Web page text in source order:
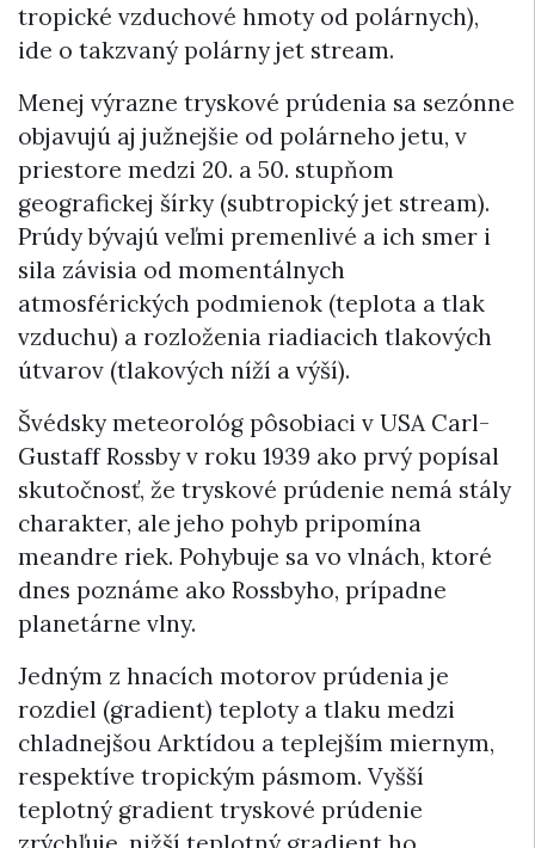
tropické vzduchové hmoty od polárnych),
ide o takzvaný polárny jet stream.
Menej výrazne tryskové prúdenia sa sezónne
objavujú aj južnejšie od polárneho jetu, v
priestore medzi 20. a 50. stupňom
geografickej šírky (subtropický jet stream).
Prúdy bývajú veľmi premenlivé a ich smer i
sila závisia od momentálnych
atmosférických podmienok (teplota a tlak
vzduchu) a rozloženia riadiacich tlakových
útvarov (tlakových níží a výší).
Švédsky meteorológ pôsobiaci v USA Carl-
Gustaff Rossby v roku 1939 ako prvý popísal
skutočnosť, že tryskové prúdenie nemá stály
charakter, ale jeho pohyb pripomína
meandre riek. Pohybuje sa vo vlnách, ktoré
dnes poznáme ako Rossbyho, prípadne
planetárne vlny.
Jedným z hnacích motorov prúdenia je
rozdiel (gradient) teploty a tlaku medzi
chladnejšou Arktídou a teplejším miernym,
respektíve tropickým pásmom. Vyšší
teplotný gradient tryskové prúdenie